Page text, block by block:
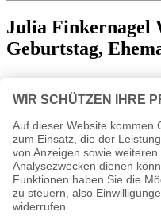
Julia Finkernagel
Geburtstag,
Bücher Julia
Ostwärts
Und immer wieder Ostwärts
Mit dem Rucksack von